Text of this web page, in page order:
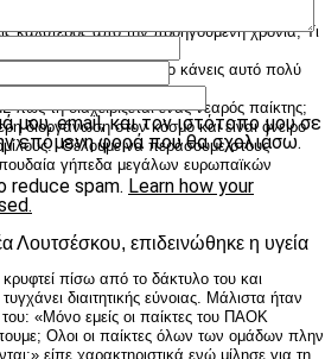
ακούω για πολλά χρόνια».
από την προηγούμενη χρονιά; Τι
γιατί όσο εύκολα το κάνεις αυτό πολύ
διαχειρίζεται ένας νεαρός παίκτης;
διοργάνωση στον κόσμο και είναι όνειρο
Θέλουμε να περάσουμε στους
γήπεδα μεγάλων ευρωπαϊκών
πίσω από το δάκτυλο του και
διαιτητικής εύνοιας. Μάλιστα ήταν
«Μόνο εμείς οι παίκτες του ΠΑΟΚ
Ολοι οι παίκτες όλων των ομάδων πλην
είπε χαρακτηριστικά ενώ μίλησε για τη
μου, email, και τον ιστότοπο μου σε
επόμενη φορά που θα σχολιάσω.
reduce spam. Learn how your
Λουτσέσκου, επιδεινώθηκε η υγεία